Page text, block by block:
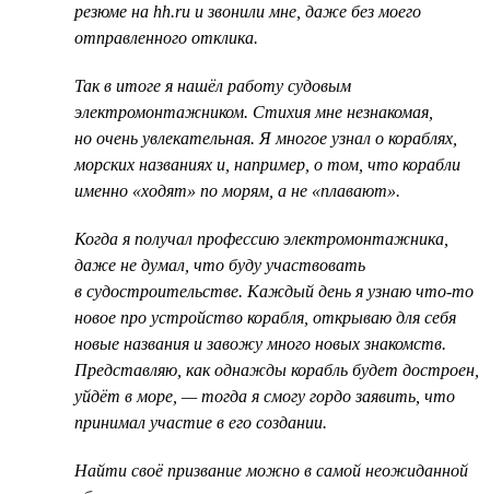
резюме на hh.ru и звонили мне, даже без моего
отправленного отклика.
Так в итоге я нашёл работу судовым
электромонтажником. Стихия мне незнакомая,
но очень увлекательная. Я многое узнал о кораблях,
морских названиях и, например, о том, что корабли
именно «ходят» по морям, а не «плавают».
Когда я получал профессию электромонтажника,
даже не думал, что буду участвовать
в судостроительстве. Каждый день я узнаю что-то
новое про устройство корабля, открываю для себя
новые названия и завожу много новых знакомств.
Представляю, как однажды корабль будет достроен,
уйдёт в море, — тогда я смогу гордо заявить, что
принимал участие в его создании.
Найти своё призвание можно в самой неожиданной